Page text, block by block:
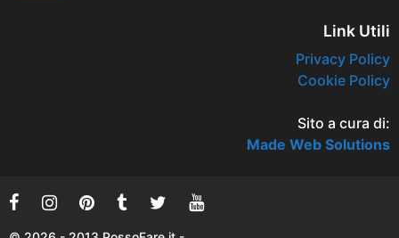
Link Utili
Privacy Policy
Cookie Policy
Sito a cura di:
Made Web Solutions